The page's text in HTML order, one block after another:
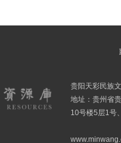
贵阳天彩民族
地址：贵州省
10号楼5层1号